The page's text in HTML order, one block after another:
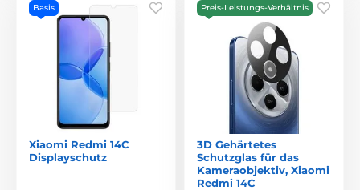
Basis
Xiaomi Redmi 14C
Displayschutz
Preis-Leistungs-Verhältnis
3D Gehärtetes
Schutzglas für das
Kameraobjektiv, Xiaomi
Redmi 14C